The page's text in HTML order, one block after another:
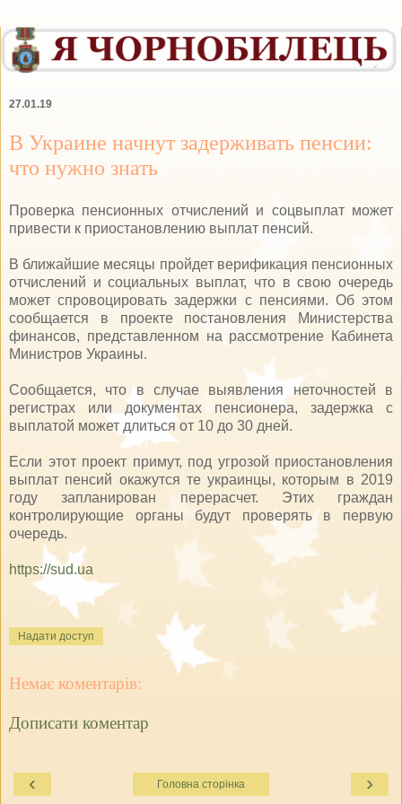
27.01.19
В Украине начнут задерживать пенсии:
что нужно знать
Проверка пенсионных отчислений и соцвыплат может
привести к приостановлению выплат пенсий.
В ближайшие месяцы пройдет верификация пенсионных
отчислений и социальных выплат, что в свою очередь
может спровоцировать задержки с пенсиями. Об этом
сообщается в проекте постановления Министерства
финансов, представленном на рассмотрение Кабинета
Министров Украины.
Сообщается, что в случае выявления неточностей в
регистрах или документах пенсионера, задержка с
выплатой может длиться от 10 до 30 дней.
Если этот проект примут, под угрозой приостановления
выплат пенсий окажутся те украинцы, которым в 2019
году запланирован перерасчет. Этих граждан
контролирующие органы будут проверять в первую
очередь.
https://sud.ua
Надати доступ
Немає коментарів:
Дописати коментар
‹ ›
Головна сторінка